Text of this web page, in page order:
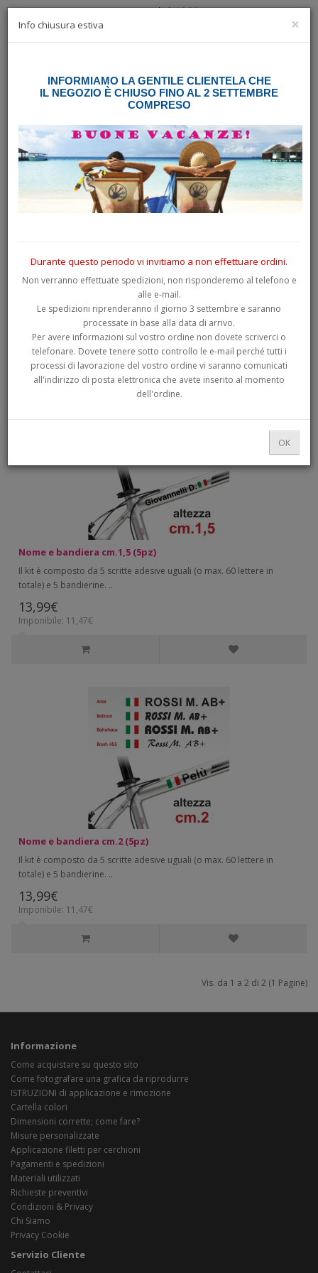
☰
Home Ricerca
Ricerca
Ricerca:
PRODOTTI CHE SODDISFANO I CRITERI
DI RICERCA
ordinamento: Mostra:
Nome e bandiera cm.1,5 (5pz)
Il kit è composto da 5 scritte adesive uguali (o max. 60 lettere in
totale) e 5 bandierine. ..
13,99€
Imponibile: 11,47€
Nome e bandiera cm.2 (5pz)
Il kit è composto da 5 scritte adesive uguali (o max. 60 lettere in
totale) e 5 bandierine. ..
13,99€
Imponibile: 11,47€
Vis. da 1 a 2 di 2 (1 Pagine)
Informazione
Come acquistare su questo sito
Come fotografare una grafica da riprodurre
ISTRUZIONI di applicazione e rimozione
Cartella colori
Dimensioni corrette; come fare?
Misure personalizzate
Applicazione filetti per cerchioni
Pagamenti e spedizioni
Materiali utilizzati
Richieste preventivi
Condizioni & Privacy
Chi Siamo
Privacy Cookie
Servizio Cliente
×
Info chiusura estiva
INFORMIAMO LA GENTILE CLIENTELA CHE
IL NEGOZIO È CHIUSO FINO AL 2 SETTEMBRE
COMPRESO
Durante questo periodo vi invitiamo a non effettuare ordini.
Non verranno effettuate spedizioni, non risponderemo al telefono e
alle e-mail.
Le spedizioni riprenderanno il giorno 3 settembre e saranno
processate in base alla data di arrivo.
Per avere informazioni sul vostro ordine non dovete scriverci o
telefonare. Dovete tenere sotto controllo le e-mail perché tutti i
processi di lavorazione del vostro ordine vi saranno comunicati
all'indirizzo di posta elettronica che avete inserito al momento
dell'ordine.
OK